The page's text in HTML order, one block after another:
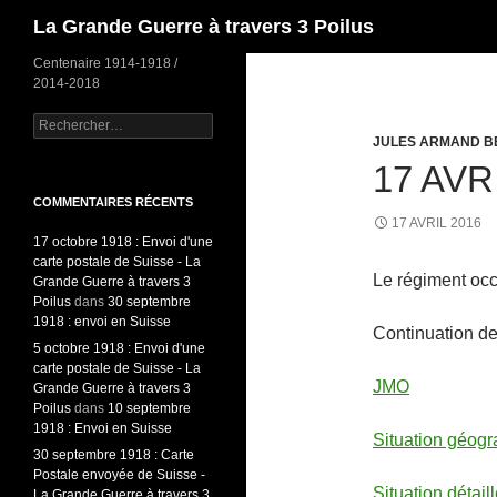
La Grande Guerre à travers 3 Poilus
JULES ARMAND
17
17 AVRIL 2016
Le régiment
Continuation
JMO
Situation
Situation
Centenaire 1914-1918 /
2014-2018
Rechercher :
COMMENTAIRES RÉCENTS
17 octobre 1918 : Envoi d'une
carte postale de Suisse - La
Grande Guerre à travers 3
Poilus dans 30 septembre
1918 : envoi en Suisse
5 octobre 1918 : Envoi d'une
carte postale de Suisse - La
Grande Guerre à travers 3
Poilus dans 10 septembre
1918 : Envoi en Suisse
30 septembre 1918 : Carte
Postale envoyée de Suisse -